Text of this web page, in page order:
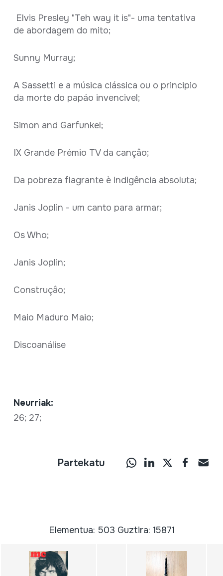
Elvis Presley "Teh way it is"- uma tentativa
de abordagem do mito;
Sunny Murray;
A Sassetti e a música clássica ou o principio
da morte do papáo invencivel;
Simon and Garfunkel;
IX Grande Prémio TV da cançâo;
Da pobreza flagrante è indigência absoluta;
Janis Joplin - um canto para armar;
Os Who;
Janis Joplin;
Construçâo;
Maio Maduro Maio;
Discoanálise
Neurriak:
26; 27;
Partekatu
Elementua: 503 Guztira: 15871